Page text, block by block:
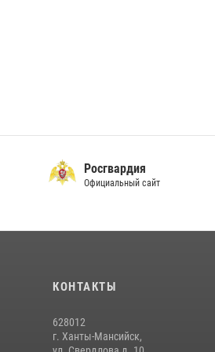
Росгвардия
Официальный сайт
КОНТАКТЫ
628012
г. Ханты-Мансийск,